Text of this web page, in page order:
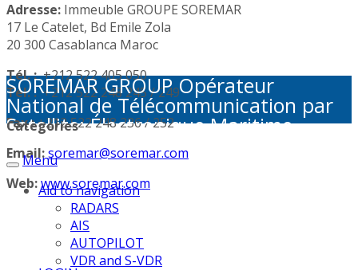
Adresse: Immeuble GROUPE SOREMAR
17 Le Catelet, Bd Emile Zola
20 300 Casablanca Maroc
Tél. :+212 522 405 050
Tél. :+212 522 248 245 / 249
Fax :+212 522 248 236 / 252
Email:soremar@soremar.com
Web:www.soremar.com
SOREMAR GROUP Opérateur
National de Télécommunication par
Satellite: Électronique Maritime -
Activités Portuaires - Plaisance et
Sécurité en Mer - Télécommunication
par Satellite - Défense et sécurité -
Géolocalisation - Visioconférence
Categories
Menu
Aid to navigation
RADARS
AIS
AUTOPILOT
VDR and S-VDR